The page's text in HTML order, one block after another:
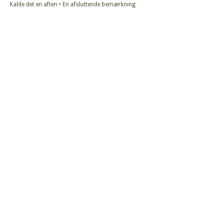
Kalde det en aften • En afsluttende bemærkning